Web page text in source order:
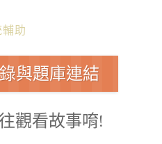
助
與題庫連結
觀看故事唷!